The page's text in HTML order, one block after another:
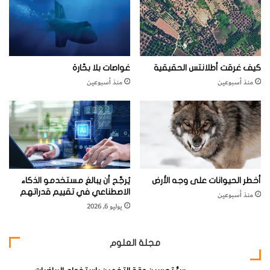
جيبك“، ومن المؤكد أن لديه ما يقدمه لطالب مجتهد أكثر من أي
هاتف ذكي متوافر في الأسواق حاليًا.
إيرو 6
السعر:
ي
ا
ء
ع
ا
د
ن
ا
ل
ث
م
ي
ن
ة
كيف غرقت أطلانتس الحقيقية
منذ أسبوعين
غواصات بلا بحّارة
منذ أسبوعين
أخطر الحيوانات على وجه الأرض
منذ أسبوعين
يُرجَّح أن يبالغ مستخدمو الذكاء
الاصطناعي في تقييم قدراتهم
يوليو 6, 2026
مجلة العلوم